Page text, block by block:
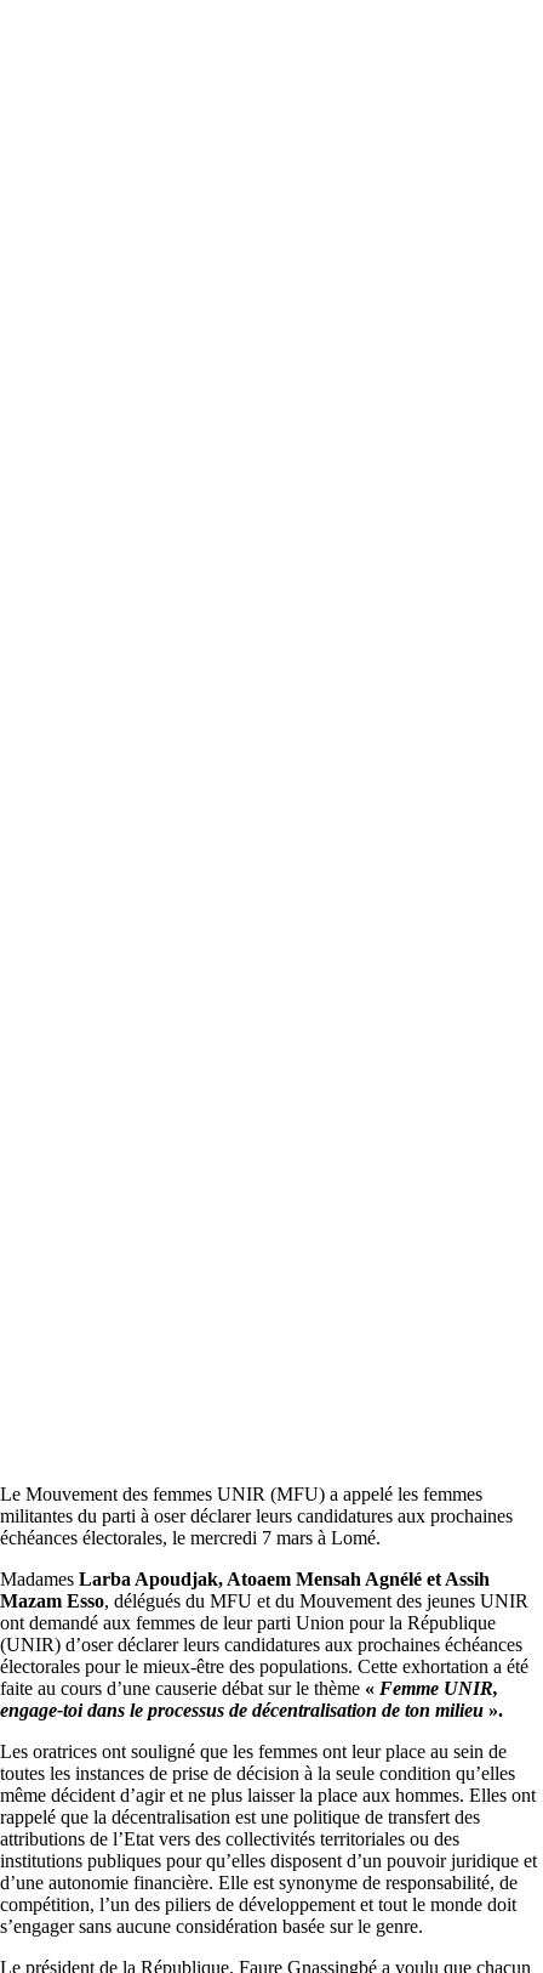
Le Mouvement des femmes UNIR (MFU) a appelé les femmes
militantes du parti à oser déclarer leurs candidatures aux prochaines
échéances électorales, le mercredi 7 mars à Lomé.
Madames Larba Apoudjak, Atoaem Mensah Agnélé et Assih
Mazam Esso, délégués du MFU et du Mouvement des jeunes UNIR
ont demandé aux femmes de leur parti Union pour la République
(UNIR) d’oser déclarer leurs candidatures aux prochaines échéances
électorales pour le mieux-être des populations. Cette exhortation a été
faite au cours d’une causerie débat sur le thème « Femme UNIR,
engage-toi dans le processus de décentralisation de ton milieu ».
Les oratrices ont souligné que les femmes ont leur place au sein de
toutes les instances de prise de décision à la seule condition qu’elles
même décident d’agir et ne plus laisser la place aux hommes. Elles ont
rappelé que la décentralisation est une politique de transfert des
attributions de l’Etat vers des collectivités territoriales ou des
institutions publiques pour qu’elles disposent d’un pouvoir juridique et
d’une autonomie financière. Elle est synonyme de responsabilité, de
compétition, l’un des piliers de développement et tout le monde doit
s’engager sans aucune considération basée sur le genre.
Le président de la République, Faure Gnassingbé a voulu que chacun